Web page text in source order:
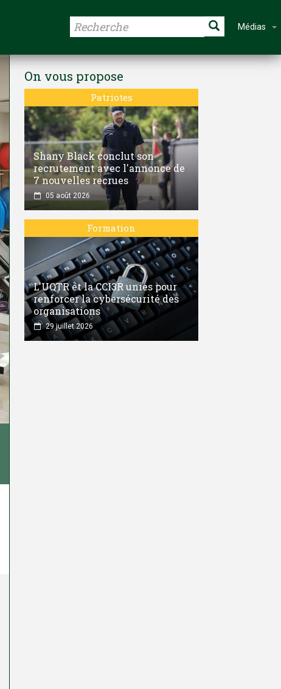
Médias
On vous propose
Patriotes
Shany Black conclut son
recrutement avec l'annonce de
7 nouvelles recrues
05 août 2026
Formation
L'UQTR et la CCI3R unies pour
renforcer la cybersécurité des
organisations
29 juillet 2026